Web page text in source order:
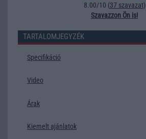
8.00/10 (37 szavazat)
Szavazzon Ön is!
TARTALOMJEGYZÉK
Specifikáció
Video
Árak
Kiemelt ajánlatok